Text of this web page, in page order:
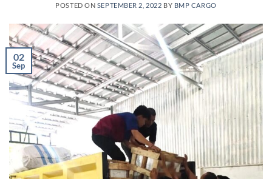
POSTED ON SEPTEMBER 2, 2022 BY BMP CARGO
02
Sep